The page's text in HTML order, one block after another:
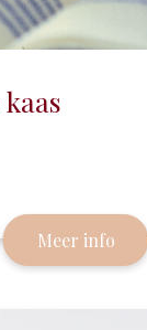
koeien, maar
Meer info